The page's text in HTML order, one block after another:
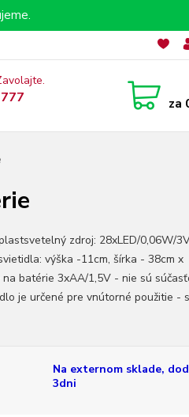
za
zdroj: 28xLED/0,06W/
výška -11cm, šírka - 38cm x
na batérie 3xAA/1,5V - nie sú
je určené pre vnútorné použitie -
Na externom sklade,
3dni